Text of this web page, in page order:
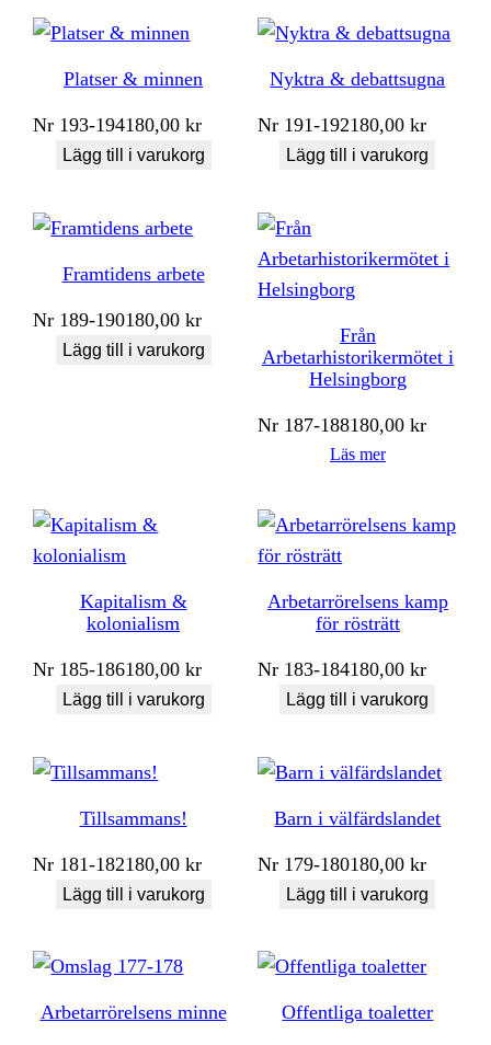
Platser & minnen
Nr 193-194180,00kr
Lägg till i varukorg
Nyktra & debattsugna
Nr 191-192180,00kr
Lägg till i varukorg
Framtidens arbete
Nr 189-190180,00kr
Lägg till i varukorg
Från
Arbetarhistorikermötet i
Helsingborg
Nr 187-188180,00kr
Läs mer
Kapitalism &
kolonialism
Nr 185-186180,00kr
Lägg till i varukorg
Arbetarrörelsens kamp
för rösträtt
Nr 183-184180,00kr
Lägg till i varukorg
Tillsammans!
Nr 181-182180,00kr
Lägg till i varukorg
Barn i välfärdslandet
Nr 179-180180,00kr
Lägg till i varukorg
Arbetarrörelsens minne Offentliga toaletter